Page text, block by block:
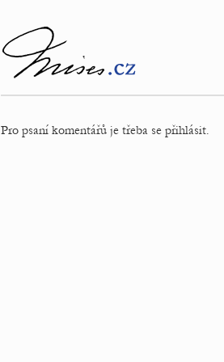
Pro psaní komentářů je třeba se přihlásit.